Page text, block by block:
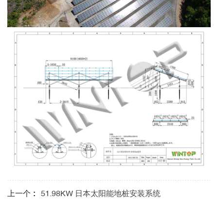
上一个 :
51.98KW 日本太阳能地桩安装系统